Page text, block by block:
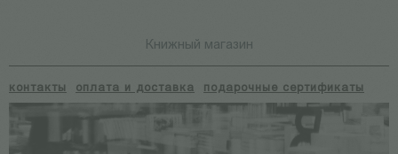
Книжный магазин
контакты оплата и доставка подарочные сертификаты